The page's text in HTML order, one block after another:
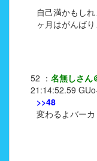
自己満かもし
ヶ月はがんばり
52 ： 名無しさん
21:14:52.59
>>48
変わるよバーカ